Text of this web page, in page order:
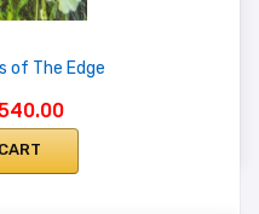
of The Edge